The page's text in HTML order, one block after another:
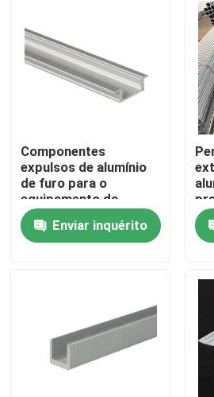
Vídeos
Quem Somos
Controle de Qualidade
Pedir um orçamento
Bobina de alumínio do
Bobina de alumínio revestida
Componentes
expulsos de alumínio
de furo para o
equipamento da
automatização
Enviar inquérito